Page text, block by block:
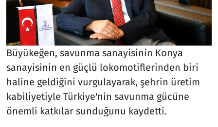
Büyükeğen, savunma sanayisinin Konya
sanayisinin en güçlü lokomotiflerinden biri
haline geldiğini vurgulayarak, şehrin üretim
kabiliyetiyle Türkiye'nin savunma gücüne
önemli katkılar sunduğunu kaydetti.